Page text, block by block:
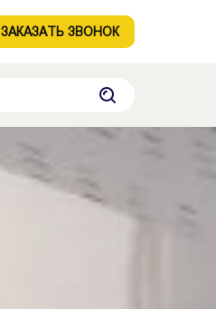
ЗАКАЗАТЬ ЗВОНОК